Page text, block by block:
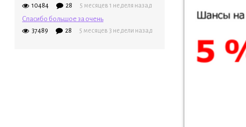
10484 28 5 месяцев 1 неделя назад
Спасибо большое за очень
37489 28 5 месяцев 3 недели назад